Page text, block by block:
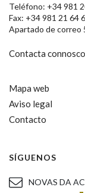
Teléfono: +34 981
Fax: +34 981 21 64
Apartado de correo
Contacta connosco
Mapa web
Aviso legal
Contacto
SÍGUENOS
NOVAS DA